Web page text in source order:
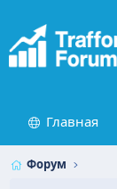
Главная
Форум